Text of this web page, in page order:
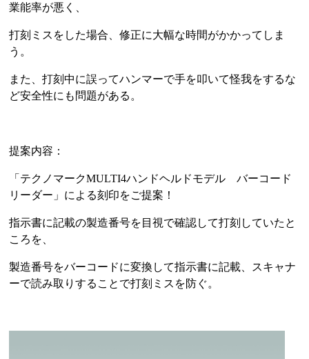
業能率が悪く、
打刻ミスをした場合、修正に大幅な時間がかかってしま
う。
また、打刻中に誤ってハンマーで手を叩いて怪我をするな
ど安全性にも問題がある。
提案内容：
「テクノマークMULTI4ハンドヘルドモデル バーコード
リーダー」による刻印をご提案！
指示書に記載の製造番号を目視で確認して打刻していたと
ころを、
製造番号をバーコードに変換して指示書に記載、スキャナ
ーで読み取りすることで打刻ミスを防ぐ。